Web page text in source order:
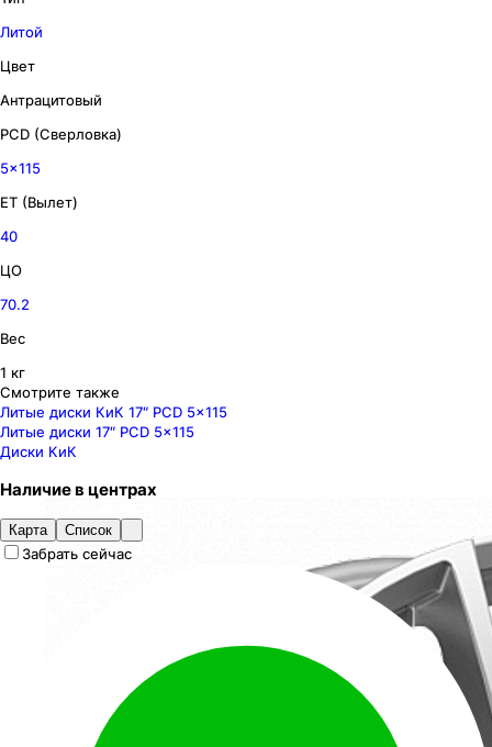
Литой
Цвет
Антрацитовый
PCD (Сверловка)
5x115
ET (Вылет)
40
ЦО
70.2
Вес
1 кг
Смотрите также
Литые диски КиК 17″ PCD 5x115
Литые диски 17″ PCD 5x115
Диски КиК
Наличиев центрах
Карта Список
Забрать сейчас